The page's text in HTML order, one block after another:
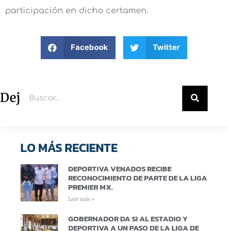
participación en dicho certamen.
Facebook Twitter
Deja un comentario
LO MÁS RECIENTE
DEPORTIVA VENADOS RECIBE
RECONOCIMIENTO DE PARTE DE LA LIGA
PREMIER MX.
Leer más »
GOBERNADOR DA SI AL ESTADIO Y
DEPORTIVA A UN PASO DE LA LIGA DE